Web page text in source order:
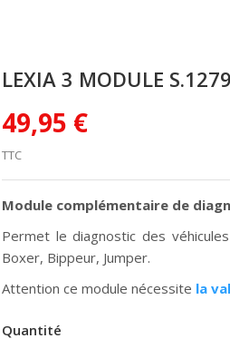
LEXIA 3 MODULE S.1279
49,95 €
TTC
Module complémentaire de
Permet le diagnostic des
Boxer, Bippeur, Jumper.
Attention ce module nécessite la
Quantité